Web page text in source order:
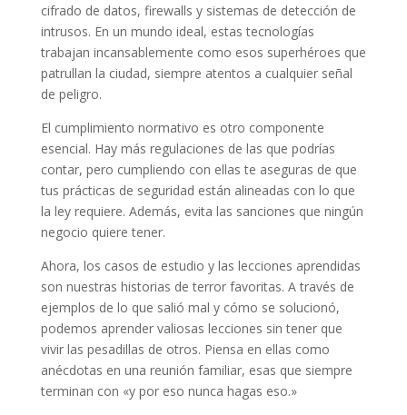
cifrado de datos, firewalls y sistemas de detección de
intrusos. En un mundo ideal, estas tecnologías
trabajan incansablemente como esos superhéroes que
patrullan la ciudad, siempre atentos a cualquier señal
de peligro.
El cumplimiento normativo es otro componente
esencial. Hay más regulaciones de las que podrías
contar, pero cumpliendo con ellas te aseguras de que
tus prácticas de seguridad están alineadas con lo que
la ley requiere. Además, evita las sanciones que ningún
negocio quiere tener.
Ahora, los casos de estudio y las lecciones aprendidas
son nuestras historias de terror favoritas. A través de
ejemplos de lo que salió mal y cómo se solucionó,
podemos aprender valiosas lecciones sin tener que
vivir las pesadillas de otros. Piensa en ellas como
anécdotas en una reunión familiar, esas que siempre
terminan con «y por eso nunca hagas eso.»